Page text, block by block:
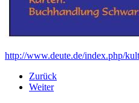
http://www.deute.de/index.php/
Zurück
Weiter